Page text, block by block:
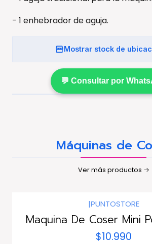
- 1 enhebrador de aguja.
Mostrar stock de
💬 Consultar por
Máquinas de
Ver más productos
|PUNTOSTORE
Maquina De Coser Mini
$10.990